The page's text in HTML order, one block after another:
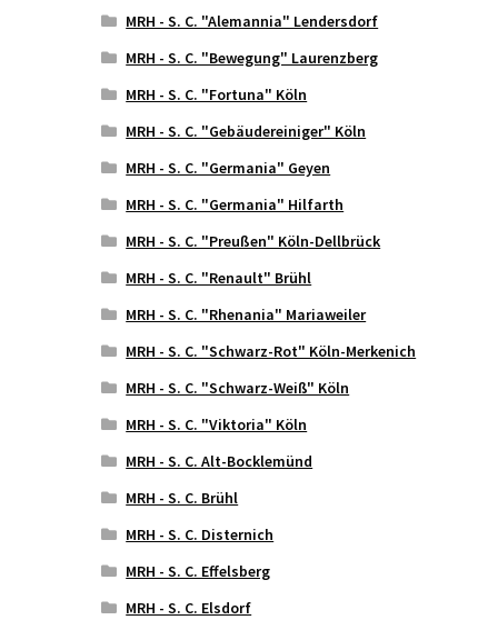
MRH - S. C. "Alemannia" Lendersdorf
MRH - S. C. "Bewegung" Laurenzberg
MRH - S. C. "Fortuna" Köln
MRH - S. C. "Gebäudereiniger" Köln
MRH - S. C. "Germania" Geyen
MRH - S. C. "Germania" Hilfarth
MRH - S. C. "Preußen" Köln-Dellbrück
MRH - S. C. "Renault" Brühl
MRH - S. C. "Rhenania" Mariaweiler
MRH - S. C. "Schwarz-Rot" Köln-Merkenich
MRH - S. C. "Schwarz-Weiß" Köln
MRH - S. C. "Viktoria" Köln
MRH - S. C. Alt-Bocklemünd
MRH - S. C. Brühl
MRH - S. C. Disternich
MRH - S. C. Effelsberg
MRH - S. C. Elsdorf